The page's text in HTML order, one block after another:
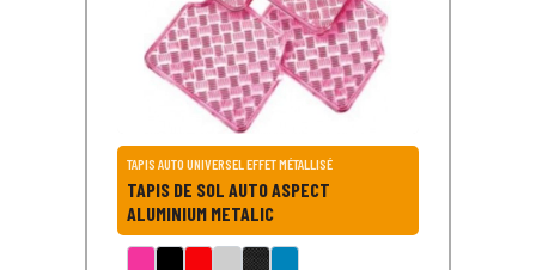
TAPIS AUTO UNIVERSEL EFFET MÉTALLISÉ
TAPIS DE SOL AUTO ASPECT
ALUMINIUM METALIC